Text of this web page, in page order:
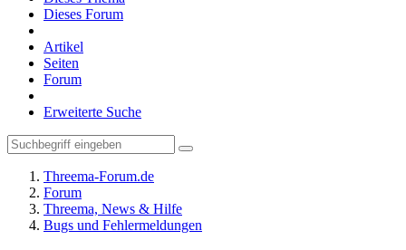
Dieses Forum
Artikel
Seiten
Forum
Erweiterte Suche
Threema-Forum.de
Forum
Threema, News & Hilfe
Bugs und Fehlermeldungen